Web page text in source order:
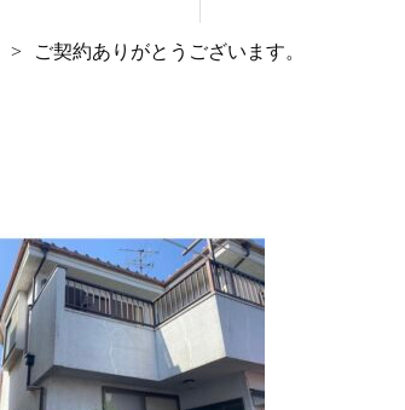
千葉市
船橋市
その他エリア
お客様のお声
お知らせ
ご契約ありがとうございます。